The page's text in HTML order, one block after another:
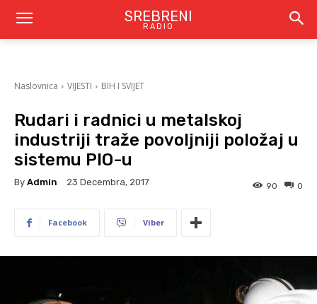
SREBRENI
RADIO
Naslovnica VIJESTI BIH I SVIJET
Rudari i radnici u metalskoj
industriji traže povoljniji položaj u
sistemu PIO-u
By Admin 23 Decembra, 2017 0
90
Facebook Viber